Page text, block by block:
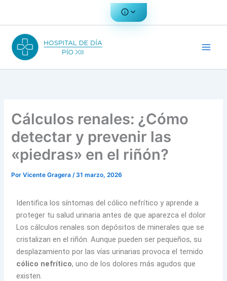
Cálculos renales: ¿Cómo
detectar y prevenir las
«piedras» en el riñón?
PorVicente Gragera/31 marzo, 2026
Identifica los síntomas del cólico nefrítico y aprende a
proteger tu salud urinaria antes de que aparezca el dolor
Los cálculos renales son depósitos de minerales que se
cristalizan en el riñón. Aunque pueden ser pequeños, su
desplazamiento por las vías urinarias provoca el temido
cólico nefrítico, uno de los dolores más agudos que
existen.